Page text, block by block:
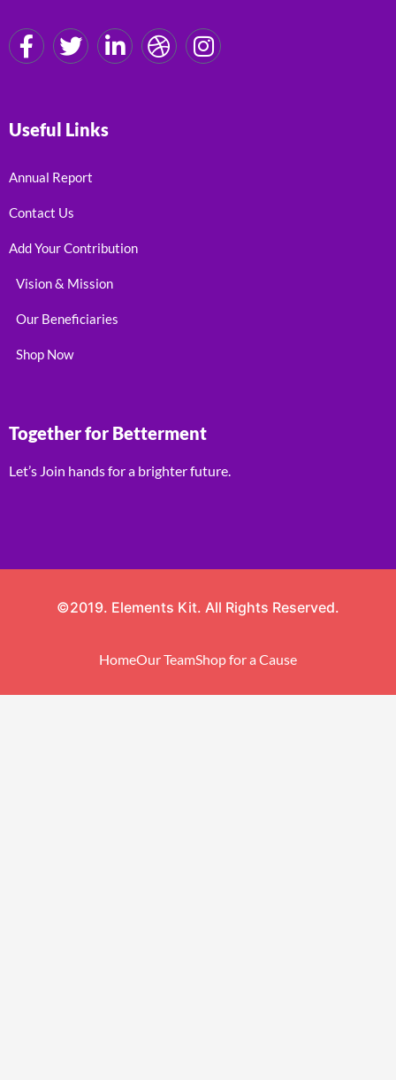
Useful Links
Annual Report
Contact Us
Add Your Contribution
Vision & Mission
Our Beneficiaries
Shop Now
Together for Betterment
Let’s Join hands for a brighter future.
©2019. Elements Kit. All Rights Reserved.
HomeOur TeamShop for a Cause